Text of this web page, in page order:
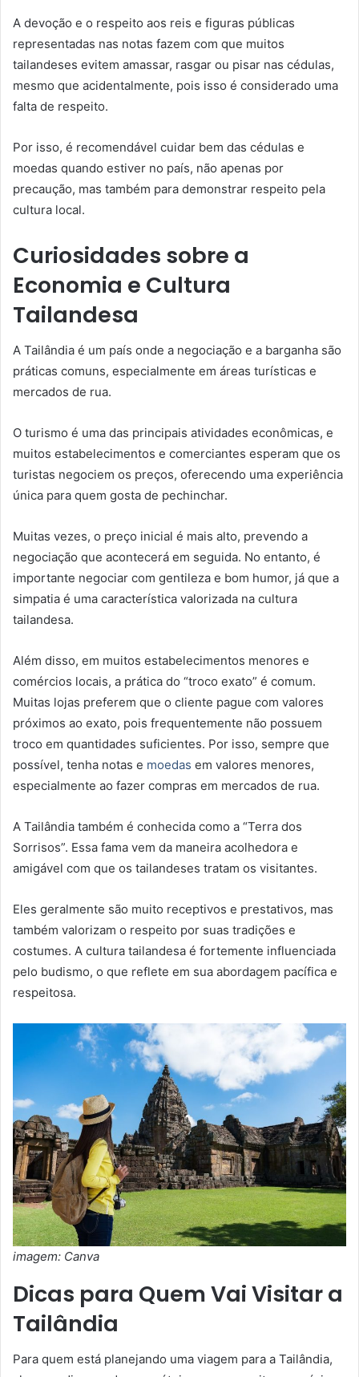
A devoção e o respeito aos reis e figuras públicas
representadas nas notas fazem com que muitos
tailandeses evitem amassar, rasgar ou pisar nas cédulas,
mesmo que acidentalmente, pois isso é considerado uma
falta de respeito.
Por isso, é recomendável cuidar bem das cédulas e
moedas quando estiver no país, não apenas por
precaução, mas também para demonstrar respeito pela
cultura local.
Curiosidades sobre a
Economia e Cultura
Tailandesa
A Tailândia é um país onde a negociação e a barganha são
práticas comuns, especialmente em áreas turísticas e
mercados de rua.
O turismo é uma das principais atividades econômicas, e
muitos estabelecimentos e comerciantes esperam que os
turistas negociem os preços, oferecendo uma experiência
única para quem gosta de pechinchar.
Muitas vezes, o preço inicial é mais alto, prevendo a
negociação que acontecerá em seguida. No entanto, é
importante negociar com gentileza e bom humor, já que a
simpatia é uma característica valorizada na cultura
tailandesa.
Além disso, em muitos estabelecimentos menores e
comércios locais, a prática do “troco exato” é comum.
Muitas lojas preferem que o cliente pague com valores
próximos ao exato, pois frequentemente não possuem
troco em quantidades suficientes. Por isso, sempre que
possível, tenha notas e moedas em valores menores,
especialmente ao fazer compras em mercados de rua.
A Tailândia também é conhecida como a “Terra dos
Sorrisos”. Essa fama vem da maneira acolhedora e
amigável com que os tailandeses tratam os visitantes.
Eles geralmente são muito receptivos e prestativos, mas
também valorizam o respeito por suas tradições e
costumes. A cultura tailandesa é fortemente influenciada
pelo budismo, o que reflete em sua abordagem pacífica e
respeitosa.
imagem: Canva
Dicas para Quem Vai Visitar a
Tailândia
Para quem está planejando uma viagem para a Tailândia,